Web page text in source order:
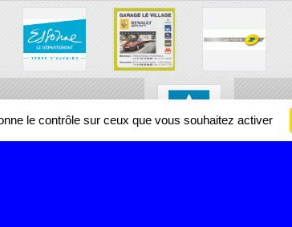
le contrôle sur ceux que vous souhaitez activer